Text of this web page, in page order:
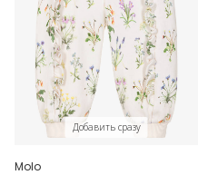
Добавить сразу
Molo